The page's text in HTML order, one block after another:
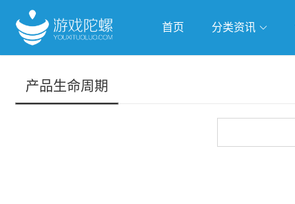
首页 分类资讯
产品生命周期